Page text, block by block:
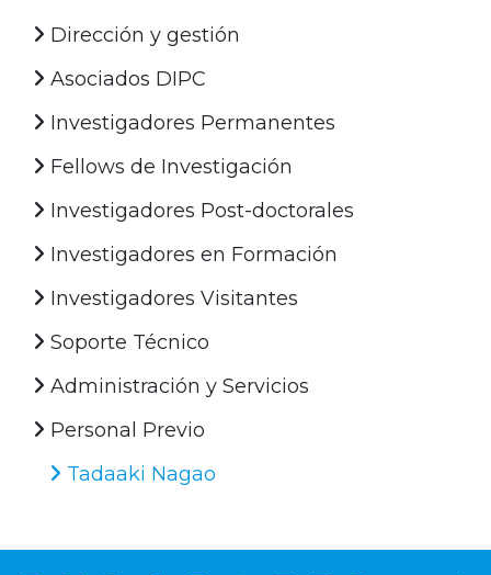
Dirección y gestión
Asociados DIPC
Investigadores Permanentes
Fellows de Investigación
Investigadores Post-doctorales
Investigadores en Formación
Investigadores Visitantes
Soporte Técnico
Administración y Servicios
Personal Previo
Tadaaki Nagao